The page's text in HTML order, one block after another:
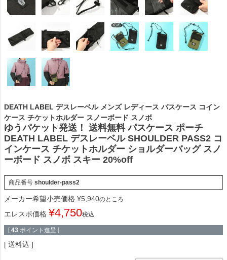
DEATH LABEL デスレーベル メンズ レディース パスケース コイン
ケース チケットホルダー スノーボード スノボ
ゆうパケット発送！ 送料無料 パスケース ポーチ
DEATH LABEL デスレーベル SHOULDER PASS2 コ
インケース チケットホルダー ショルダーバッグ スノ
ーボード スノボ スキー 20%off
商品番号 shoulder-pass2
メーカー希望小売価格 ¥5,940のところ
エレスポ価格 ¥4,750税込
[ 43 ポイント進呈 ]
送料込